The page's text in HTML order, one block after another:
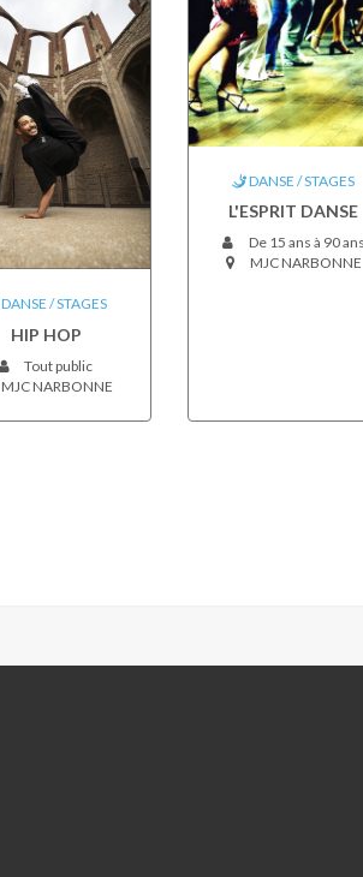
DANSE / STAGES
HIP HOP
Tout public
MJC NARBONNE
DANSE / STAGES
L'ESPRIT DANSE
De 15 ans à 90 ans
MJC NARBONNE